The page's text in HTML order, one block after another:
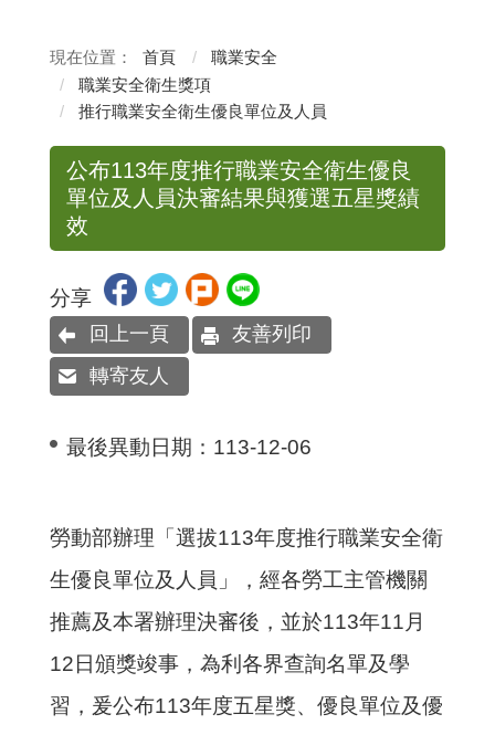
首頁
職業安全
職業安全衛生獎項
推行職業安全衛生優良單位及人員
公布113年度推行職業安全衛生優良
單位及人員決審結果與獲選五星獎績
效
分享
回上一頁
友善列印
轉寄友人
最後異動日期： 113-12-06
勞動部辦理「選拔113年度推行職業安全衛
生優良單位及人員」，經各勞工主管機關
推薦及本署辦理決審後，並於113年11月
12日頒獎竣事，為利各界查詢名單及學
習，爰公布113年度五星獎、優良單位及優